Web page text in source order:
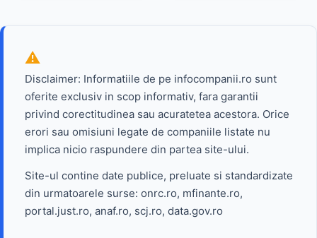
Disclaimer: Informatiile de pe infocompanii.ro sunt
oferite exclusiv in scop informativ, fara garantii
privind corectitudinea sau acuratetea acestora. Orice
erori sau omisiuni legate de companiile listate nu
implica nicio raspundere din partea site-ului.
Site-ul contine date publice, preluate si standardizate
din urmatoarele surse: onrc.ro, mfinante.ro,
portal.just.ro, anaf.ro, scj.ro, data.gov.ro